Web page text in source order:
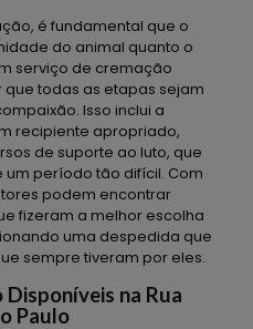
é fundamental que o
do animal quanto o
serviço de cremação
todas as etapas sejam
Isso inclui a
recipiente apropriado,
de suporte ao luto, que
período tão difícil. Com
podem encontrar
fizeram a melhor escolha
uma despedida que
sempre tiveram por eles.
na Rua
Paulo